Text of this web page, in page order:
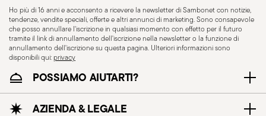
(come ceramiche non adatte alla cottura in
forno) o sottoporli a condizioni termiche superiori
a quelle raccomandate. Gli articoli in ceramica o
vetro sono fragili, è essenziale quindi maneggiarli
con cura, evitando urti, cadute o il
posizionamento di oggetti pesanti o appuntiti
sopra di essi. Prima di ogni utilizzo, è buona
Ho più di 16 anni e acconsento a ricevere la newsletter di Sambonet con notizie,
tendenze, vendite speciali, offerte e altri annunci di marketing. Sono consapevole
che posso annullare l'iscrizione in qualsiasi momento con effetto per il futuro
tramite il link di annullamento dell'iscrizione nella newsletter o la funzione di
annullamento dell'iscrizione su questa pagina. Ulteriori informazioni sono
disponibili qui:privacy
POSSIAMO AIUTARTI?
AZIENDA & LEGALE